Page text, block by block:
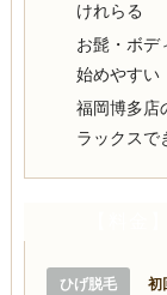
けれらる
お髭・ボデ
始めやすい
福岡博多店
ラックスで
ひげ脱毛 初